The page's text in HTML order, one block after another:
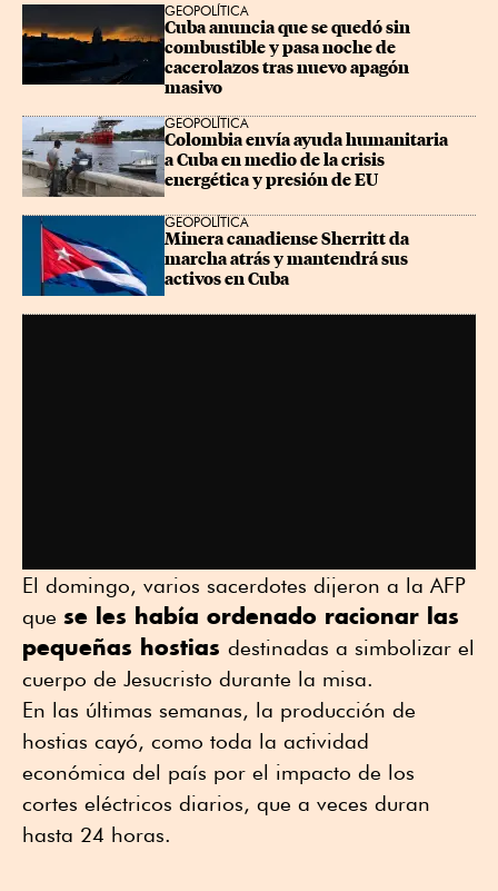
GEOPOLÍTICA
Cuba anuncia que se quedó sin
combustible y pasa noche de
cacerolazos tras nuevo apagón
masivo
GEOPOLÍTICA
Colombia envía ayuda humanitaria
a Cuba en medio de la crisis
energética y presión de EU
GEOPOLÍTICA
Minera canadiense Sherritt da
marcha atrás y mantendrá sus
activos en Cuba
El domingo, varios sacerdotes dijeron a la AFP
que se les había ordenado racionar las
pequeñas hostias destinadas a simbolizar el
cuerpo de Jesucristo durante la misa.
En las últimas semanas, la producción de
hostias cayó, como toda la actividad
económica del país por el impacto de los
cortes eléctricos diarios, que a veces duran
hasta 24 horas.